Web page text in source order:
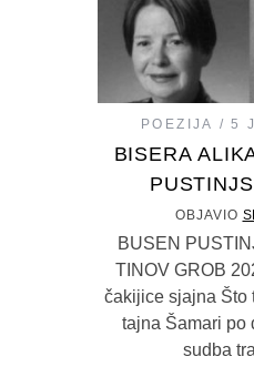
POEZIJA 5
BISERA
OBJAVIO
BUSEN
TINOV GROB
čakijice sjajna Što
tajna Šamari po
sudba